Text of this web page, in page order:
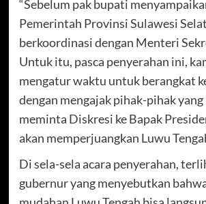
“Sebelum pak bupati
Pemerintah Provinsi Sulawesi
berkoordinasi dengan Menteri
Untuk itu, pasca penyerahan ini,
mengatur waktu untuk berangkat
dengan mengajak pihak-pihak
meminta Diskresi ke Bapak
akan memperjuangkan Luwu
Di sela-sela acara penyerahan,
gubernur yang menyebutkan